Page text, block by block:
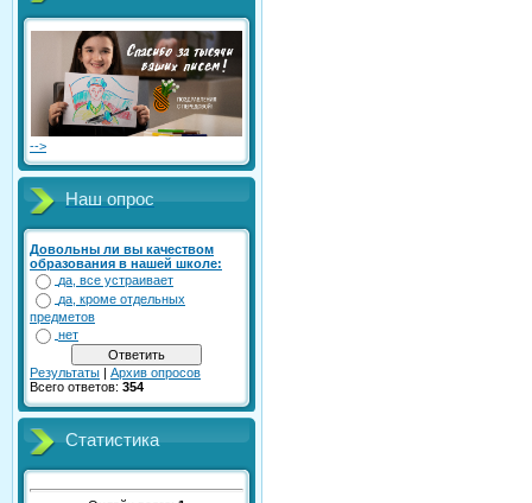
-->
Наш опрос
Довольны ли вы качеством
образования в нашей школе:
да, все устраивает
да, кроме отдельных
предметов
нет
Результаты | Архив опросов
Всего ответов: 354
Статистика